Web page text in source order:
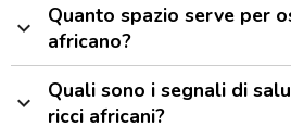
expand_more
Quanto spazio serve per
africano?
expand_more
Quali sono i segnali di
ricci africani?